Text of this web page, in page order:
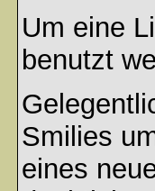
Um eine
benutzt
Smilies
eines